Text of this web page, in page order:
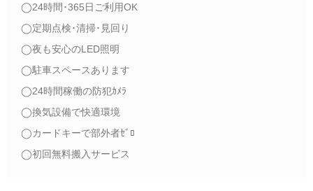
◯24時間･365日ご利用OK
◯定期点検･清掃･見回り
◯夜も安心のLED照明
◯駐車スペースあります
◯24時間稼働の防犯ｶﾒﾗ
◯換気設備で快適環境
◯カードキーで部外者ｾﾞﾛ
◯初回無料搬入サービス